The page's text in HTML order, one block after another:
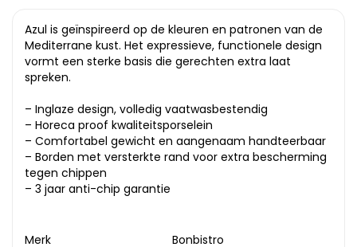
Azul is geïnspireerd op de kleuren en patronen van de
Mediterrane kust. Het expressieve, functionele design
vormt een sterke basis die gerechten extra laat
spreken.
– Inglaze design, volledig vaatwasbestendig
– Horeca proof kwaliteitsporselein
– Comfortabel gewicht en aangenaam handteerbaar
– Borden met versterkte rand voor extra bescherming
tegen chippen
– 3 jaar anti-chip garantie
Merk
Bonbistro